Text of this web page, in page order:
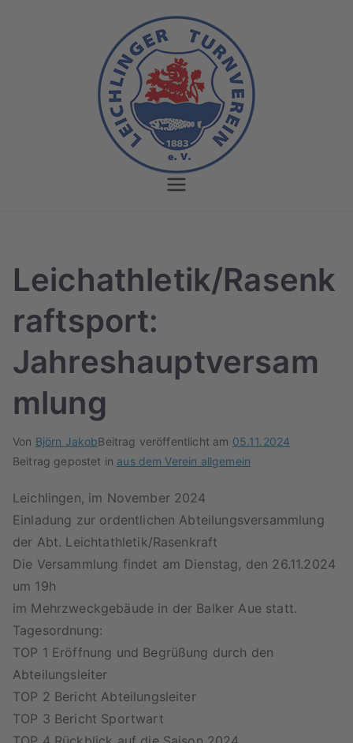
Leichlinger
Leichathletik/Rasenk
raftsport:
Jahreshauptversam
mlung
Von Björn JakobBeitrag veröffentlicht am 05.11.2024
Beitrag gepostet in aus dem Verein allgemein
Leichlingen, im November 2024
Einladung zur ordentlichen Abteilungsversammlung
der Abt. Leichtathletik/Rasenkraft
Die Versammlung findet am Dienstag, den 26.11.2024
um 19h
im Mehrzweckgebäude in der Balker Aue statt.
Tagesordnung:
TOP 1 Eröffnung und Begrüßung durch den
Abteilungsleiter
TOP 2 Bericht Abteilungsleiter
TOP 3 Bericht Sportwart